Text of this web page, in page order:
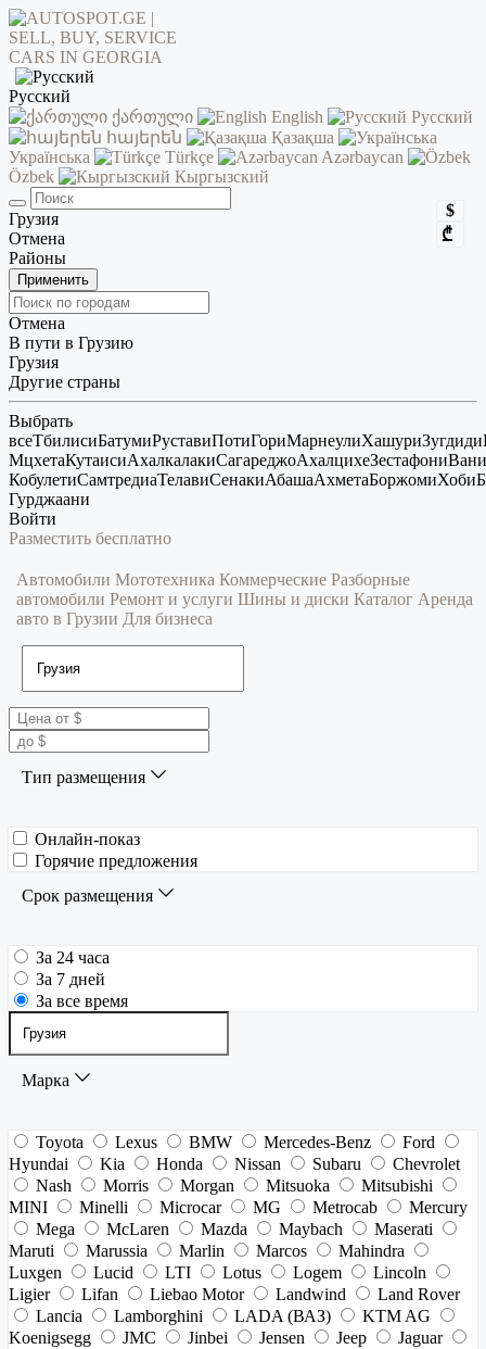
Русский
ქართული
English
Русский
հայերեն
Қазақша
Українська
Türkçe
Azərbaycan
Özbek
Кыргызский
$
₾
Грузия
Отмена
Районы
Применить
Отмена
В пути в Грузию
Грузия
Другие страны
Выбрать
всеТбилисиБатумиРуставиПотиГориМарнеулиХашуриЗугдиди
МцхетаКутаисиАхалкалакиСагареджоАхалцихеЗестафониВани
КобулетиСамтредиаТелавиСенакиАбашаАхметаБоржомиХоби
Гурджаани
Войти
Разместить бесплатно
Автомобили Мототехника Коммерческие Разборные
автомобили Ремонт и услуги Шины и диски Каталог Аренда
авто в Грузии Для бизнеса
Тип размещения
Онлайн-показ
Горячие предложения
Срок размещения
За 24 часа
За 7 дней
За все время
Марка
Toyota Lexus BMW Mercedes-Benz
Ford
Hyundai
Kia Honda Nissan Subaru
Chevrolet
Nash
Morris Morgan Mitsuoka
Mitsubishi
MINI
Minelli Microcar MG Metrocab
Mercury
Mega
McLaren Mazda Maybach
Maserati
Maruti
Marussia Marlin Marcos
Mahindra
Luxgen
Lucid LTI Lotus Logem
Lincoln
Ligier
Lifan Liebao Motor Landwind
Land Rover
Lancia
Lamborghini LADA (ВАЗ)
KTM AG
Koenigsegg
JMC Jinbei Jensen Jeep
Jaguar